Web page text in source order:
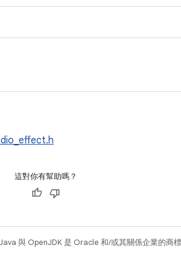
這對你有幫助嗎？
與 OpenJDK 是 Oracle 和/或其關係企業的商標